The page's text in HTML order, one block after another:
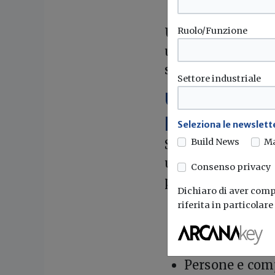
Un’occasione
ultime novità di
settore.
Un evento
SAIE si distingue
un percorso
progettazione,
Sostenibilità
Innovazione
Persone e
Ruolo/Funzione
Settore industriale
Seleziona le
Build News
Consenso privacy
Dichiaro di aver
riferita in particolare